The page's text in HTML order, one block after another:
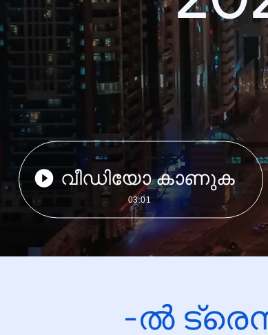
വീഡിയോ കാണുക
03:01
-ൽ